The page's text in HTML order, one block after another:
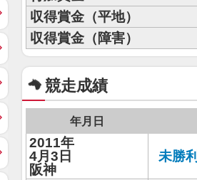
収得賞金（平地）
収得賞金（障害）
競走成績
年月日
2011年
4月3日
阪神
未勝利